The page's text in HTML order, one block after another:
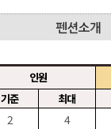
인원
기준
최대
2
4